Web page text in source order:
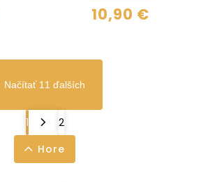
10,90 €
Načítať 11 ďalších
1
2
Hore